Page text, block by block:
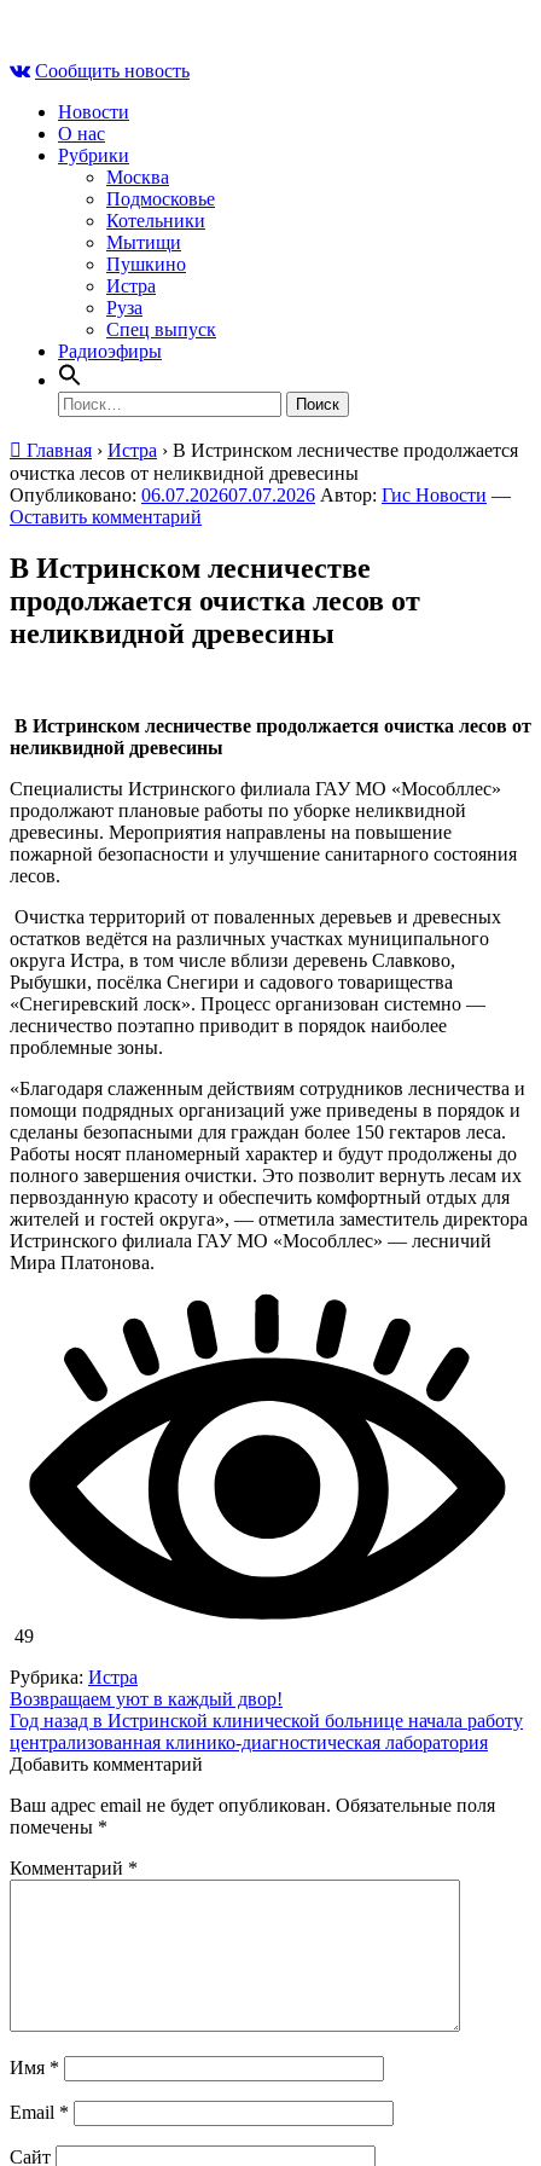
contentСообщить новость
Новости
О нас
Рубрики
Москва
Подмосковье
Котельники
Мытищи
Пушкино
Истра
Руза
Спец выпуск
Радиоэфиры
Найти:
Главная › Истра › В Истринском лесничестве продолжается
очистка лесов от неликвидной древесины
Опубликовано: 06.07.202607.07.2026 Автор: Гис Новости —
Оставить комментарий
В Истринском лесничестве
продолжается очистка лесов от
неликвидной древесины
В Истринском лесничестве продолжается очистка лесов от
неликвидной древесины
Специалисты Истринского филиала ГАУ МО «Мособллес»
продолжают плановые работы по уборке неликвидной
древесины. Мероприятия направлены на повышение
пожарной безопасности и улучшение санитарного состояния
лесов.
Очистка территорий от поваленных деревьев и древесных
остатков ведётся на различных участках муниципального
округа Истра, в том числе вблизи деревень Славково,
Рыбушки, посёлка Снегири и садового товарищества
«Снегиревский лоск». Процесс организован системно —
лесничество поэтапно приводит в порядок наиболее
проблемные зоны.
«Благодаря слаженным действиям сотрудников лесничества и
помощи подрядных организаций уже приведены в порядок и
сделаны безопасными для граждан более 150 гектаров леса.
Работы носят планомерный характер и будут продолжены до
полного завершения очистки. Это позволит вернуть лесам их
первозданную красоту и обеспечить комфортный отдых для
жителей и гостей округа», — отметила заместитель директора
Истринского филиала ГАУ МО «Мособллес» — лесничий
Мира Платонова.
49
Рубрика: Истра
Навигация
по
записям
Возвращаем уют в каждый двор!
Год назад в Истринской клинической больнице начала работу
централизованная клинико‑диагностическая лаборатория
Добавить комментарий
Ваш адрес email не будет опубликован. Обязательные поля
помечены *
Комментарий *
Имя *
Email *
Сайт